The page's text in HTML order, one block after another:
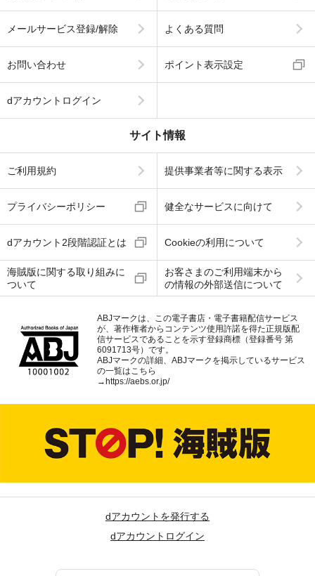
メールサービス登録/解除 よくある質問
お問い合わせ ポイント表示設定
dアカウントログイン
サイト情報
ご利用規約 提供事業者等に関する表示
プライバシーポリシー 健全なサービスに向けて
dアカウント2段階認証とは Cookieの利用について
海賊版に関する取り組みに
ついて
お客さまのご利用端末から
の情報の外部送信について
ABJマークは、この電子書店・電子書籍配信サービス
が、著作権者からコンテンツ使用許諾を得た正規版配
信サービスであることを示す登録商標（登録番号 第
6091713号）です。
ABJマークの詳細、ABJマークを掲示しているサービス
の一覧はこちら
→ https://aebs.or.jp/
dアカウントを発行する
dアカウントログイン